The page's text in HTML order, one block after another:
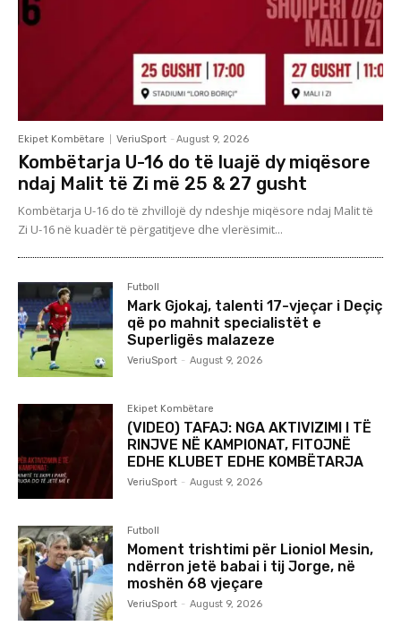
Ekipet Kombëtare VeriuSport - August 9, 2026
Kombëtarja U-16 do të luajë dy miqësore
ndaj Malit të Zi më 25 & 27 gusht
Kombëtarja U-16 do të zhvillojë dy ndeshje miqësore ndaj Malit të
Zi U-16 në kuadër të përgatitjeve dhe vlerësimit...
Futboll
Mark Gjokaj, talenti 17-vjeçar i Deçiç
që po mahnit specialistët e
Superligës malazeze
VeriuSport - August 9, 2026
Ekipet Kombëtare
(VIDEO) TAFAJ: NGA AKTIVIZIMI I TË
RINJVE NË KAMPIONAT, FITOJNË
EDHE KLUBET EDHE KOMBËTARJA
VeriuSport - August 9, 2026
Futboll
Moment trishtimi për Lioniol Mesin,
ndërron jetë babai i tij Jorge, në
moshën 68 vjeçare
VeriuSport - August 9, 2026